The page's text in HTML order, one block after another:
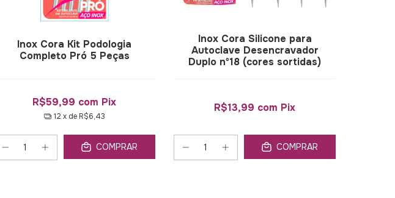
Inox Cora Kit Podologia
Completo Pró 5 Peças
R$59,99 com Pix
12 x de R$6,43
COMPRAR
Inox Cora Silicone para
Autoclave Desencravador
Duplo nº18 (cores sortidas)
R$13,99 com Pix
COMPRAR